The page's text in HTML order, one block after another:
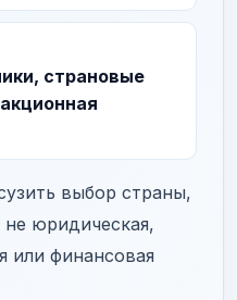
страновые
выбор страны,
юридическая,
или финансовая